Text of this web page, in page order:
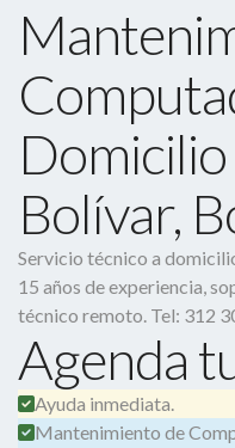
Bolívar,
Servicio técnico a
15 años de experiencia,
técnico remoto. Tel: 312
Agenda
Ayuda inmediata.
Mantenimiento de